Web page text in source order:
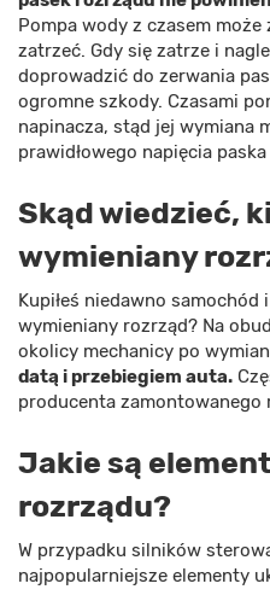
Pompa wody z czasem
zatrzeć. Gdy się zatrze i
doprowadzić do zerwania
ogromne szkody. Czasami
napinacza, stąd jej wymiana
prawidłowego napięcia
Skąd wiedzieć,
wymieniany
Kupiłeś niedawno samochód
wymieniany rozrząd? Na
okolicy mechanicy po
datą i przebiegiem auta.
producenta zamontowanego
Jakie są
rozrządu?
W przypadku silników
najpopularniejsze elementy